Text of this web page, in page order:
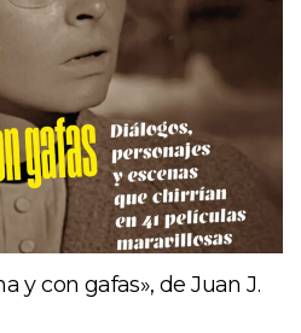
y con gafas», de Juan J.